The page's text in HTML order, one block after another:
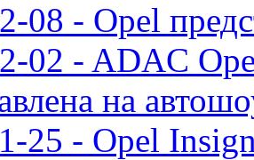
08 - Opel
02 - ADAC
на
25 - Opel